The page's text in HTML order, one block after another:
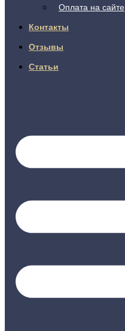
Оплата на сайте
Контакты
Отзывы
Статьи